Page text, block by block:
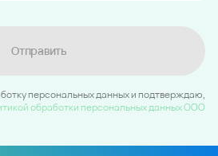
Отправить
персональных данных и подтверждаю,
обработки персональных данных ООО